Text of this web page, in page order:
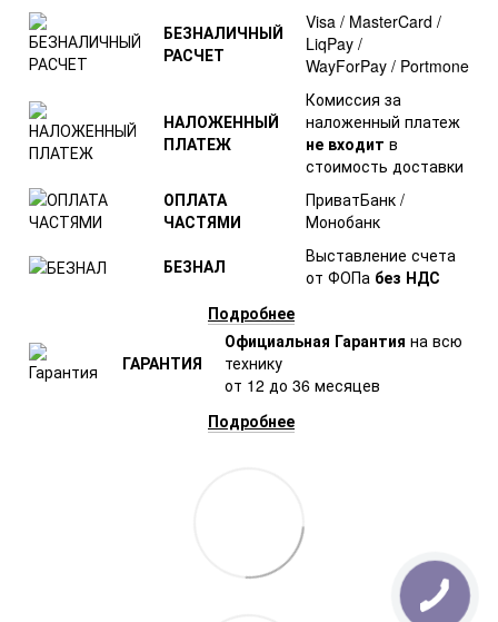
БЕЗНАЛИЧНЫЙ
РАСЧЕТ
Visa / MasterCard /
LiqPay /
WayForPay / Portmone
НАЛОЖЕННЫЙ
ПЛАТЕЖ
Комиссия за
наложенный платеж
не входит в
стоимость доставки
ОПЛАТА
ЧАСТЯМИ
ПриватБанк /
Монобанк
БЕЗНАЛ
Выставление счета
от ФОПа без НДС
Подробнее
ГАРАНТИЯ
Официальная Гарантия на всю
технику
от 12 до 36 месяцев
Подробнее